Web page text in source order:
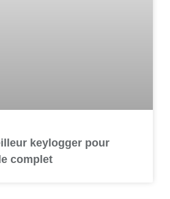
keylogger pour
complet